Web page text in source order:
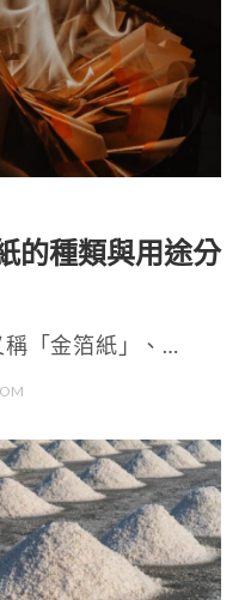
的種類與用途分
稱「金箔紙」、…